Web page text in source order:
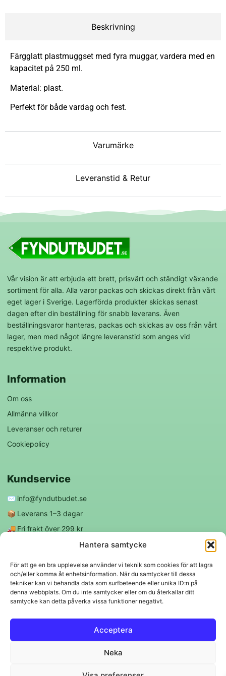
Hantera samtycke
För att ge en bra upplevelse använder vi teknik som cookies för att lagra
och/eller komma åt enhetsinformation. När du samtycker till dessa
tekniker kan vi behandla data som surfbeteende eller unika ID:n på
denna webbplats. Om du inte samtycker eller om du återkallar ditt
samtycke kan detta påverka vissa funktioner negativt.
Acceptera
Neka
Beskrivning
Varumärke
Leveranstid & Retur
Färgglatt plastmuggset med fyra muggar, vardera med en
kapacitet på 250 ml.
Material: plast.
Perfekt för både vardag och fest.
Vår vision är att erbjuda ett brett, prisvärt och ständigt växande
sortiment för alla. Alla varor packas och skickas direkt från vårt
eget lager i Sverige. Lagerförda produkter skickas senast
dagen efter din beställning för snabb leverans. Även
beställningsvaror hanteras, packas och skickas av oss från vårt
lager, men med något längre leveranstid som anges vid
respektive produkt.
Information
Om oss
Allmänna villkor
Leveranser och returer
Cookiepolicy
Kundservice
✉️ info@fyndutbudet.se
📦 Leverans 1–3 dagar
🚚 Fri frakt över 299 kr
Följ oss
f ◎
Trygga betalningar
Swish